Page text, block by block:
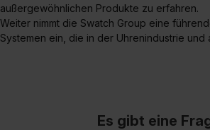
außergewöhnlichen Produkte zu erfahren.
Weiter nimmt die Swatch Group eine
Systemen ein, die in der Uhrenindustrie und
Es gibt eine